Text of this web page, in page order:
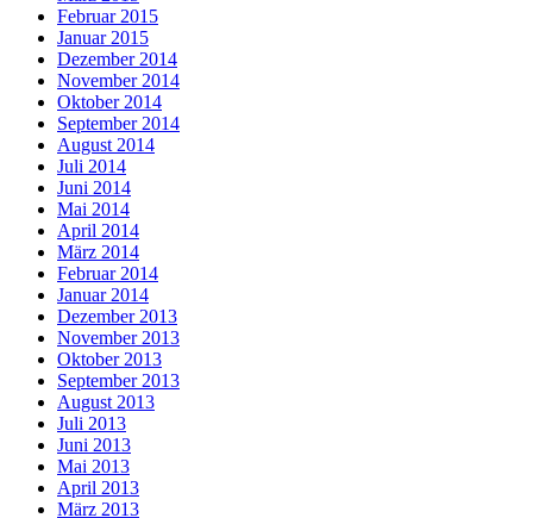
Februar 2015
Januar 2015
Dezember 2014
November 2014
Oktober 2014
September 2014
August 2014
Juli 2014
Juni 2014
Mai 2014
April 2014
März 2014
Februar 2014
Januar 2014
Dezember 2013
November 2013
Oktober 2013
September 2013
August 2013
Juli 2013
Juni 2013
Mai 2013
April 2013
März 2013